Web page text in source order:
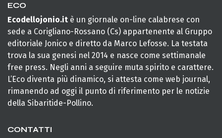
ECO
Ecodellojonio.it è un giornale on-line calabrese con
sede a Corigliano-Rossano (Cs) appartenente al Gruppo
editoriale Jonico e diretto da Marco Lefosse. La testata
trova la sua genesi nel 2014 e nasce come settimanale
free press. Negli anni a seguire muta spirito e carattere.
L’Eco diventa più dinamico, si attesta come web journal,
rimanendo ad oggi il punto di riferimento per le notizie
della Sibaritide-Pollino.
CONTATTI